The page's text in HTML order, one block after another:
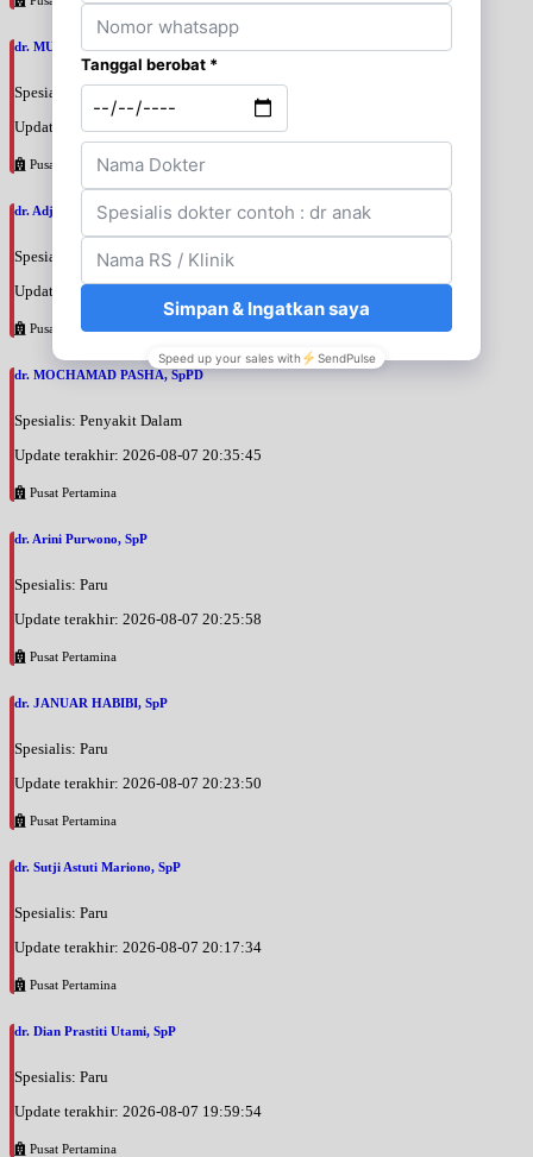
dr. MUHAMMAD ADE SATIA PUTRA, FINASIM
Spesialis: Penyakit Dalam
Update terakhir: 2026-08-09 09:26:43
Pusat Pertamina
dr. Adji Suprajitno, SpPD
Spesialis: Penyakit Dalam
Update terakhir: 2026-08-07 20:37:59
Pusat Pertamina
dr. MOCHAMAD PASHA, SpPD
Spesialis: Penyakit Dalam
Update terakhir: 2026-08-07 20:35:45
Pusat Pertamina
dr. Arini Purwono, SpP
Spesialis: Paru
Update terakhir: 2026-08-07 20:25:58
Pusat Pertamina
dr. JANUAR HABIBI, SpP
Spesialis: Paru
Update terakhir: 2026-08-07 20:23:50
Pusat Pertamina
dr. Sutji Astuti Mariono, SpP
Spesialis: Paru
Update terakhir: 2026-08-07 20:17:34
Pusat Pertamina
dr. Dian Prastiti Utami, SpP
Spesialis: Paru
Update terakhir: 2026-08-07 19:59:54
Pusat Pertamina